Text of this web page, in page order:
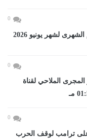
0
0
الملاحي لقناة
0
على ترامب لوقف الحرب